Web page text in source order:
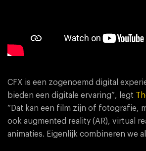
CFX is een zogenoemd digital
bieden een digitale ervaring”, legt
“Dat kan een film zijn of fotografie,
ook augmented reality (AR), virtual
animaties. Eigenlijk combineren we